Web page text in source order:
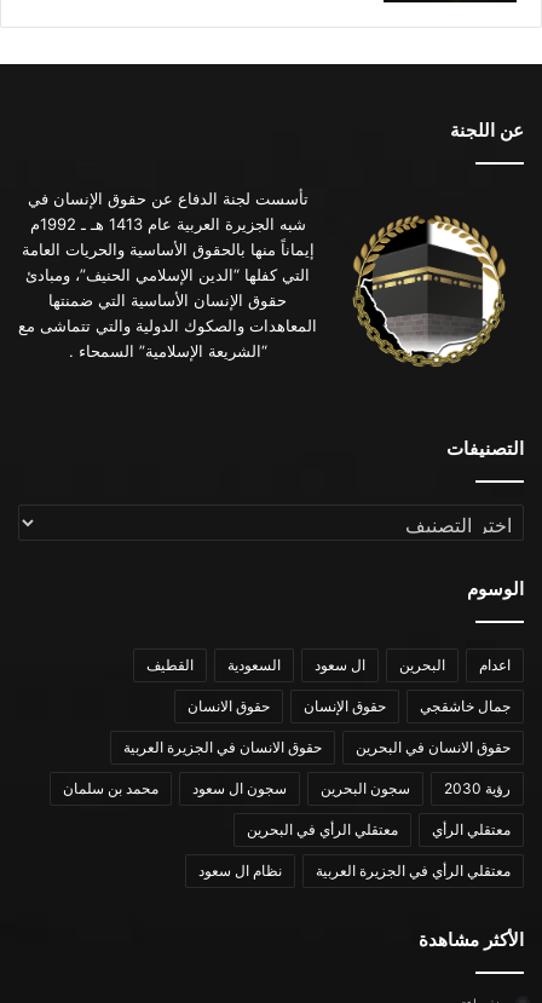
عن اللجنة
تأسست لجنة الدفاع عن حقوق الإنسان في
شبه الجزيرة العربية عام 1413 هـ ـ 1992م
إيماناً منها بالحقوق الأساسية والحريات العامة
التي كفلها “الدين الإسلامي الحنيف”، ومبادئ
حقوق الإنسان الأساسية التي ضمنتها
المعاهدات والصكوك الدولية والتي تتماشى مع
“الشريعة الإسلامية” السمحاء .
التصنيفات
التصنيفات
الوسوم
اعدام البحرين ال سعود السعودية القطيف
جمال خاشقجي حقوق الإنسان حقوق الانسان
حقوق الانسان في البحرين حقوق الانسان في الجزيرة العربية
رؤية 2030 سجون البحرين سجون ال سعود محمد بن سلمان
معتقلي الرأي معتقلي الرأي في البحرين
معتقلي الرأي في الجزيرة العربية نظام ال سعود
الأكثر مشاهدة